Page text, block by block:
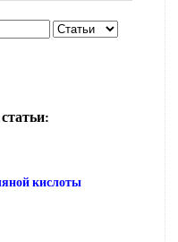
кислоты